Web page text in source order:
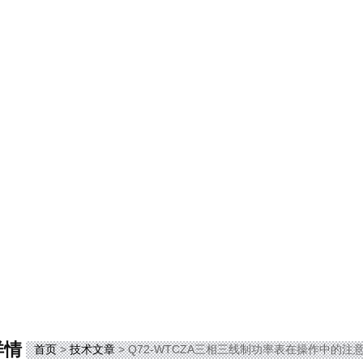
情 首页>技术文章> Q72-WTCZA三相三线制功率表在操作中的注